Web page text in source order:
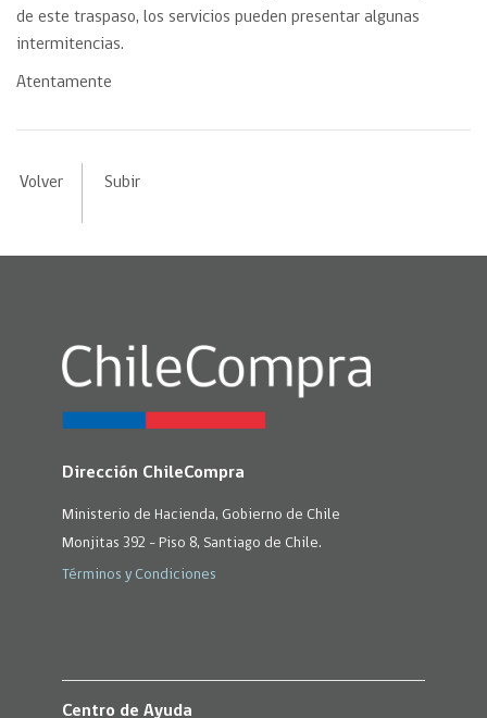
de este traspaso, los servicios pueden presentar algunas
intermitencias.
Atentamente
Volver Subir
Dirección ChileCompra
Ministerio de Hacienda, Gobierno de Chile
Monjitas 392 - Piso 8, Santiago de Chile.
Términos y Condiciones
Centro de Ayuda